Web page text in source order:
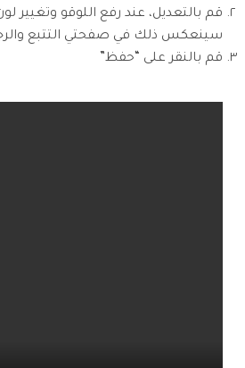
قم بالتعديل، عند رفع اللوقو وتغيير
سينعكس ذلك في صفحتي التتبع
قم بالنقر على “حفظ”